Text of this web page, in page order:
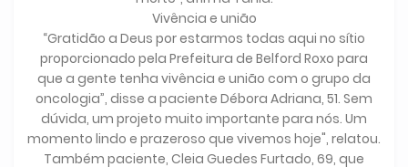
Vivência e união
“Gratidão a Deus por estarmos todas aqui no sítio
proporcionado pela Prefeitura de Belford Roxo para
que a gente tenha vivência e união com o grupo da
oncologia”, disse a paciente Débora Adriana, 51. Sem
dúvida, um projeto muito importante para nós. Um
momento lindo e prazeroso que vivemos hoje", relatou.
Também paciente, Cleia Guedes Furtado, 69, que